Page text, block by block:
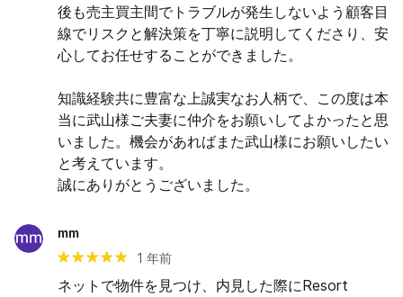
後も売主買主間でトラブルが発生しないよう顧客目
線でリスクと解決策を丁寧に説明してくださり、安
心してお任せすることができました。
知識経験共に豊富な上誠実なお人柄で、この度は本
当に武山様ご夫妻に仲介をお願いしてよかったと思
いました。機会があればまた武山様にお願いしたい
と考えています。
誠にありがとうございました。
mm
1 年前
ネットで物件を見つけ、内見した際にResort